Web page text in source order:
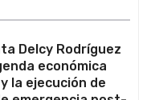
Delcy Rodríguez
económica
la ejecución de